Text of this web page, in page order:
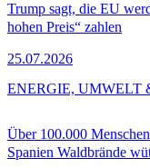
Trump sagt, die EU
hohen Preis“ zahlen
25.07.2026
Über 100.000
Spanien Waldbrände
ENERGIE, UMWELT